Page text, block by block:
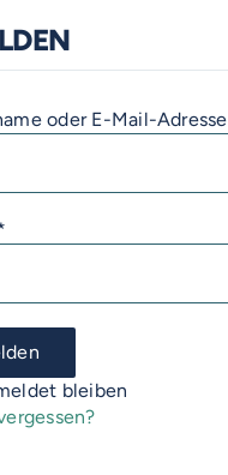
oder E-Mail-Adresse
bleiben